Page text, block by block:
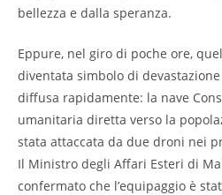
bellezza e dalla speranza.
Eppure, nel giro di poche ore,
diventata simbolo di
diffusa rapidamente: la nave
umanitaria diretta verso la
stata attaccata da due droni nei
Il Ministro degli Affari Esteri di
confermato che l’equipaggio è